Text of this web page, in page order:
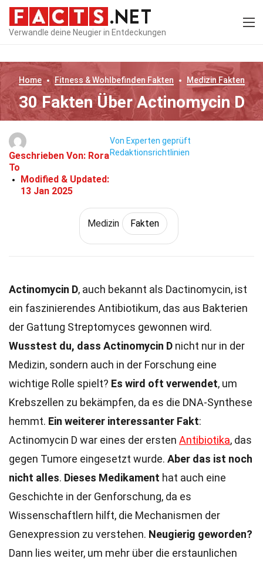
Verwandle deine Neugier in Entdeckungen
Home Fitness & Wohlbefinden Fakten Medizin Fakten
30 Fakten Über Actinomycin D
Geschrieben Von: Rora
To
Modified & Updated:
13 Jan 2025
Von Experten geprüft
Redaktionsrichtlinien
Medizin Fakten
Actinomycin D, auch bekannt als Dactinomycin, ist
ein faszinierendes Antibiotikum, das aus Bakterien
der Gattung Streptomyces gewonnen wird.
Wusstest du, dass Actinomycin D nicht nur in der
Medizin, sondern auch in der Forschung eine
wichtige Rolle spielt? Es wird oft verwendet, um
Krebszellen zu bekämpfen, da es die DNA-Synthese
hemmt. Ein weiterer interessanter Fakt:
Actinomycin D war eines der ersten Antibiotika, das
gegen Tumore eingesetzt wurde. Aber das ist noch
nicht alles. Dieses Medikament hat auch eine
Geschichte in der Genforschung, da es
Wissenschaftlern hilft, die Mechanismen der
Genexpression zu verstehen. Neugierig geworden?
Dann lies weiter, um mehr über die erstaunlichen